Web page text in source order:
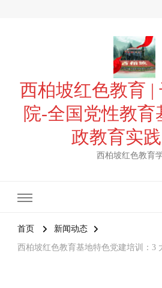
西柏坡红色教育 |
院-全国党性教育
政教育实
西柏坡红色教育
首页 新闻动态
西柏坡红色教育基地特色党建培训：3